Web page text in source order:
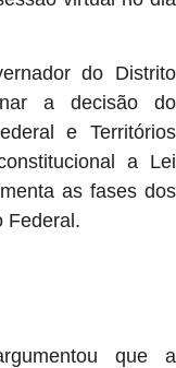
do Distrito
a decisão do
e Territórios
a Lei
as fases dos
Federal.
que a